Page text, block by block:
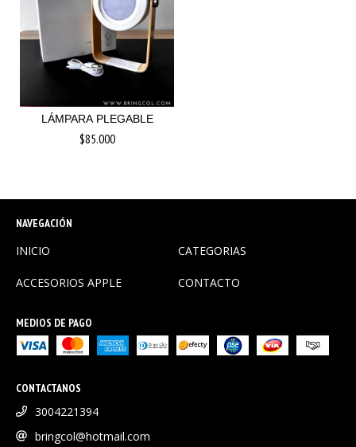
LÁMPARA PLEGABLE
$85.000
NAVEGACIÓN
INICIO CATEGORIAS
ACCESORIOS APPLE CONTACTO
MEDIOS DE PAGO
CONTACTANOS
3004221394
bringcol@hotmail.com